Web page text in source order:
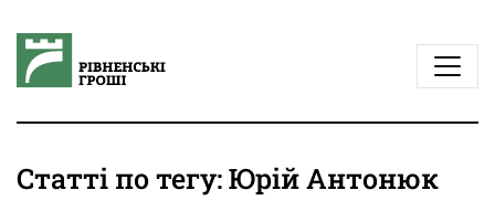
Статті по тегу: Юрій Антонюк